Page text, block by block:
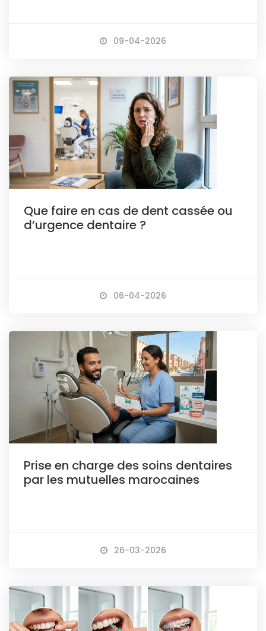
09-04-2026
Que faire en cas de dent cassée ou
d’urgence dentaire ?
06-04-2026
Prise en charge des soins dentaires
par les mutuelles marocaines
26-03-2026